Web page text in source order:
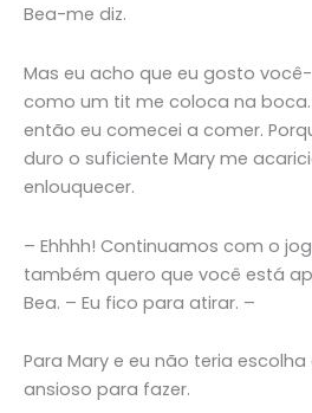
Bea-me diz.
Mas eu acho que eu gosto
como um tit me coloca na boca.
então eu comecei a comer.
duro o suficiente Mary me
enlouquecer.
– Ehhhh! Continuamos com o
também quero que você está
Bea. – Eu fico para atirar. –
Para Mary e eu não teria
ansioso para fazer.